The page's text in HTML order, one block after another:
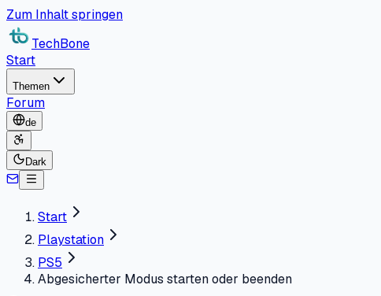
Zum Inhalt springen
TechBone
Start
Themen
Forum
de
Dark
Start
Playstation
PS5
Abgesicherter Modus starten oder beenden